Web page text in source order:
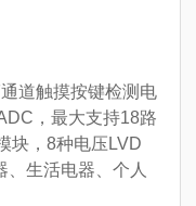
道触摸按键检测电
，最大支持18路
块，8种电压LVD
生活电器、个人